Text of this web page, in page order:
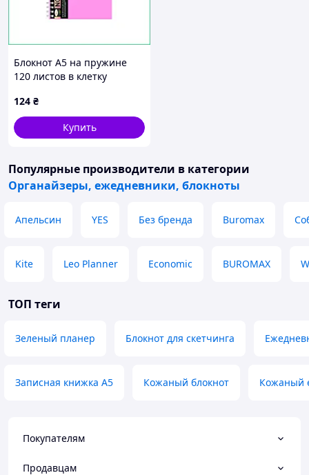
Блокнот А5 на пружине
120 листов в клетку
обложка, разделитель,
розовый премиум
124 ₴
Купить
Популярные производители в категории
Органайзеры, ежедневники, блокноты
Апельсин YES Без бренда Buromax
Kite Leo Planner Economic BUROMAX
ТОП теги
Зеленый планер Блокнот для скетчинга
Записная книжка А5 Кожаный блокнот Кожаный
Покупателям
Продавцам